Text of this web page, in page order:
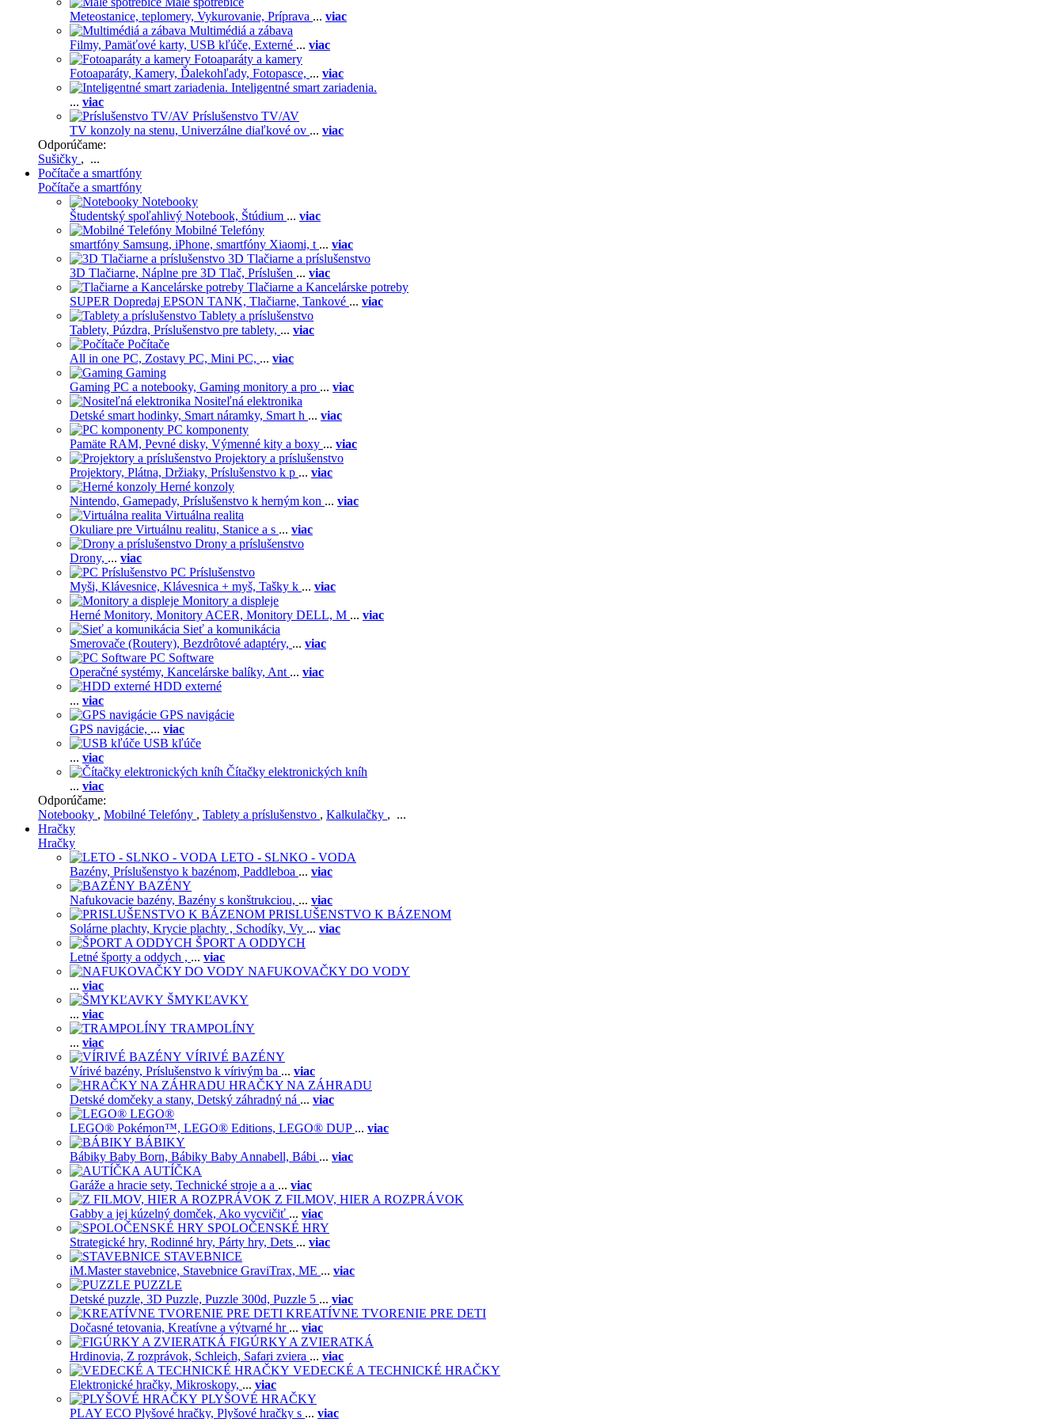
Meteostanice, teplomery, Vykurovanie, Príprava ... viac
Multimédiá a zábava
Filmy, Pamäťové karty, USB kľúče, Externé ... viac
Fotoaparáty a kamery
Fotoaparáty, Kamery, Ďalekohľady, Fotopasce, ... viac
Inteligentné smart zariadenia.
... viac
Príslušenstvo TV/AV
TV konzoly na stenu, Univerzálne diaľkové ov ... viac
Odporúčame:
Sušičky , ...
Počítače a smartfóny
Počítače a smartfóny
Notebooky
Študentský spoľahlivý Notebook, Štúdium ... viac
Mobilné Telefóny
smartfóny Samsung, iPhone, smartfóny Xiaomi, t ... viac
3D Tlačiarne a príslušenstvo
3D Tlačiarne, Náplne pre 3D Tlač, Príslušen ... viac
Tlačiarne a Kancelárske potreby
SUPER Dopredaj EPSON TANK, Tlačiarne, Tankové ... viac
Tablety a príslušenstvo
Tablety, Púzdra, Príslušenstvo pre tablety, ... viac
Počítače
All in one PC, Zostavy PC, Mini PC, ... viac
Gaming
Gaming PC a notebooky, Gaming monitory a pro ... viac
Nositeľná elektronika
Detské smart hodinky, Smart náramky, Smart h ... viac
PC komponenty
Pamäte RAM, Pevné disky, Výmenné kity a boxy ... viac
Projektory a príslušenstvo
Projektory, Plátna, Držiaky, Príslušenstvo k p ... viac
Herné konzoly
Nintendo, Gamepady, Príslušenstvo k herným kon ... viac
Virtuálna realita
Okuliare pre Virtuálnu realitu, Stanice a s ... viac
Drony a príslušenstvo
Drony, ... viac
PC Príslušenstvo
Myši, Klávesnice, Klávesnica + myš, Tašky k ... viac
Monitory a displeje
Herné Monitory, Monitory ACER, Monitory DELL, M ... viac
Sieť a komunikácia
Smerovače (Routery), Bezdrôtové adaptéry, ... viac
PC Software
Operačné systémy, Kancelárske balíky, Ant ... viac
HDD externé
... viac
GPS navigácie
GPS navigácie, ... viac
USB kľúče
... viac
Čítačky elektronických kníh
... viac
Odporúčame:
Notebooky , Mobilné Telefóny , Tablety a príslušenstvo , Kalkulačky , ...
Hračky
Hračky
LETO - SLNKO - VODA
Bazény, Príslušenstvo k bazénom, Paddleboa ... viac
BAZÉNY
Nafukovacie bazény, Bazény s konštrukciou, ... viac
PRISLUŠENSTVO K BÁZENOM
Solárne plachty, Krycie plachty , Schodíky, Vy ... viac
ŠPORT A ODDYCH
Letné športy a oddych , ... viac
NAFUKOVAČKY DO VODY
... viac
ŠMYKĽAVKY
... viac
TRAMPOLÍNY
... viac
VÍRIVÉ BAZÉNY
Vírivé bazény, Príslušenstvo k vírivým ba ... viac
HRAČKY NA ZÁHRADU
Detské domčeky a stany, Detský záhradný ná ... viac
LEGO®
LEGO® Pokémon™, LEGO® Editions, LEGO® DUP ... viac
BÁBIKY
Bábiky Baby Born, Bábiky Baby Annabell, Bábi ... viac
AUTÍČKA
Garáže a hracie sety, Technické stroje a a ... viac
Z FILMOV, HIER A ROZPRÁVOK
Gabby a jej kúzelný domček, Ako vycvičiť ... viac
SPOLOČENSKÉ HRY
Strategické hry, Rodinné hry, Párty hry, Dets ... viac
STAVEBNICE
iM.Master stavebnice, Stavebnice GraviTrax, ME ... viac
PUZZLE
Detské puzzle, 3D Puzzle, Puzzle 300d, Puzzle 5 ... viac
KREATÍVNE TVORENIE PRE DETI
Dočasné tetovania, Kreatívne a výtvarné hr ... viac
FIGÚRKY A ZVIERATKÁ
Hrdinovia, Z rozprávok, Schleich, Safari zviera ... viac
VEDECKÉ A TECHNICKÉ HRAČKY
Elektronické hračky, Mikroskopy, ... viac
PLYŠOVÉ HRAČKY
PLAY ECO Plyšové hračky, Plyšové hračky s ... viac